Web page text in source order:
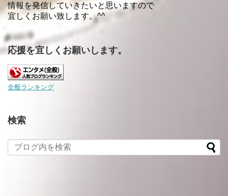
情報を発信していきたいと思いますので
宜しくお願い致します。^^
応援を宜しくお願いします。
全般ランキング
検索